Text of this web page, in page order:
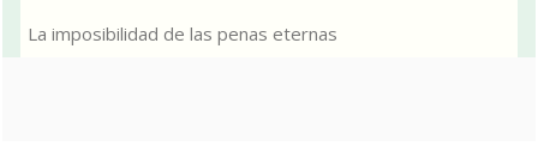
La imposibilidad de las penas eternas